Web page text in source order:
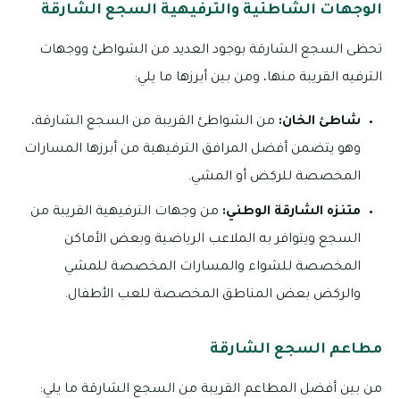
الوجهات الشاطئية والترفيهية السجع الشارقة
تحظى السجع الشارقة بوجود العديد من الشواطئ ووجهات
الترفيه القريبة منها، ومن بين أبرزها ما يلي:
شاطئ الخان: من الشواطئ القريبة من السجع الشارقة،
وهو يتضمن أفضل المرافق الترفيهية من أبرزها المسارات
المخصصة للركض أو المشي.
متنزه الشارقة الوطني: من وجهات الترفيهية القريبة من
السجع ويتوافر به الملاعب الرياضية وبعض الأماكن
المخصصة للشواء والمسارات المخصصة للمشي
والركض بعض المناطق المخصصة للعب الأطفال.
مطاعم السجع الشارقة
من بين أفضل المطاعم القريبة من السجع الشارقة ما يلي: